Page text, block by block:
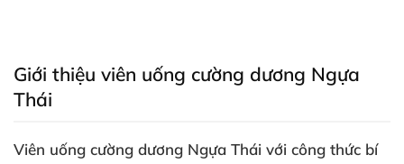
Giới thiệu viên uống cường dương Ngựa
Thái
Viên uống cường dương Ngựa Thái với công thức bí